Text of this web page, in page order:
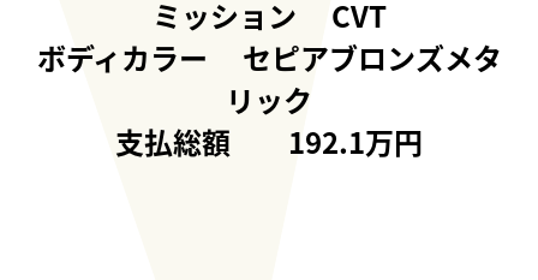
ミッション CVT
ボディカラー セピアブロンズメタ
リック
支払総額 192.1万円